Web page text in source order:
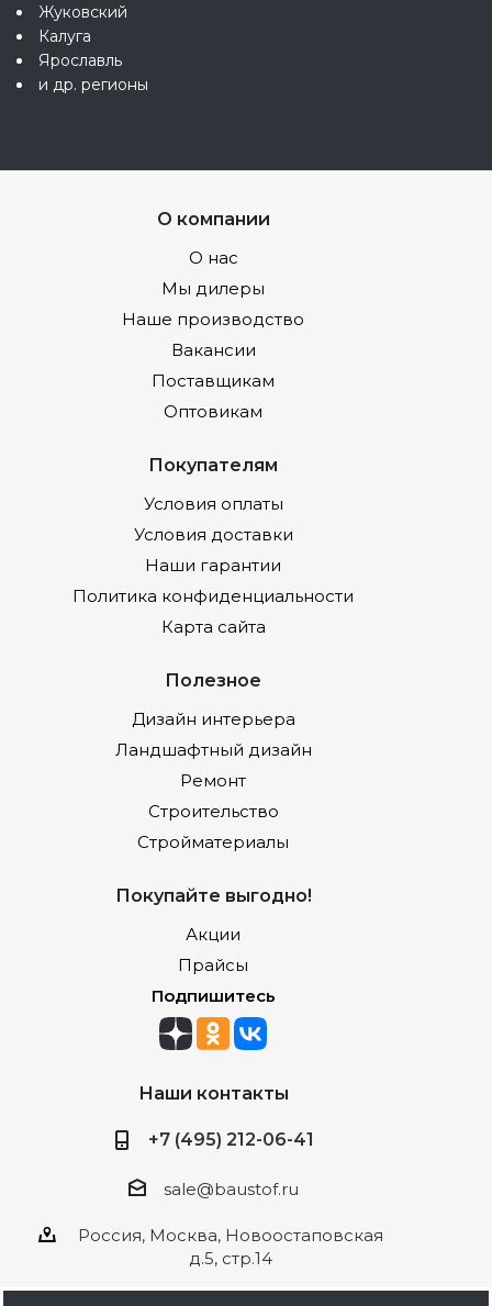
Жуковский
Калуга
Ярославль
и др. регионы
О компании
О нас
Мы дилеры
Наше производство
Вакансии
Поставщикам
Оптовикам
Покупателям
Условия оплаты
Условия доставки
Наши гарантии
Политика конфиденциальности
Карта сайта
Полезное
Дизайн интерьера
Ландшафтный дизайн
Ремонт
Строительство
Стройматериалы
Покупайте выгодно!
Акции
Прайсы
Подпишитесь
Наши контакты
+7 (495) 212-06-41
sale@baustof.ru
Россия, Москва, Новоостаповская
д.5, стр.14